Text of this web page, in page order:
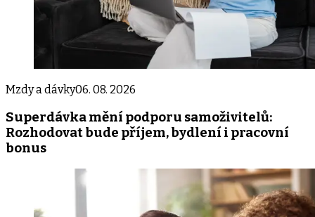
Mzdy a dávky06. 08. 2026
Superdávka mění podporu samoživitelů:
Rozhodovat bude příjem, bydlení i pracovní
bonus